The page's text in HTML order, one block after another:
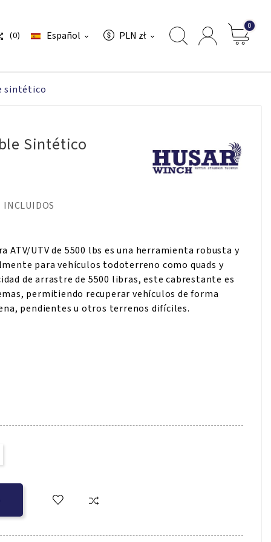
(0) Español  PLN zł 
0
sintético
Sintético
INCLUIDOS
ATV/UTV de 5500 lbs es una herramienta robusta y
para vehículos todoterreno como quads y
de arrastre de 5500 libras, este cabrestante es
permitiendo recuperar vehículos de forma
pendientes u otros terrenos difíciles.